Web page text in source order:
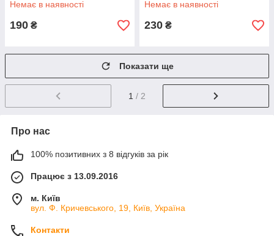
Немає в наявності
190 ₴
Немає в наявності
230 ₴
Показати ще
1 / 2
Про нас
100% позитивних з 8 відгуків за рік
Працює з 13.09.2016
м. Київ
вул. Ф. Кричевського, 19, Київ, Україна
Контакти